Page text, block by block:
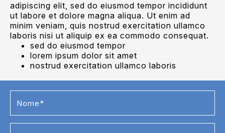
adipiscing elit, sed do eiusmod tempor incididunt
ut labore et dolore magna aliqua. Ut enim ad
minim veniam, quis nostrud exercitation ullamco
laboris nisi ut aliquip ex ea commodo consequat.
sed do eiusmod tempor
lorem ipsum dolor sit amet
nostrud exercitation ullamco laboris
Us